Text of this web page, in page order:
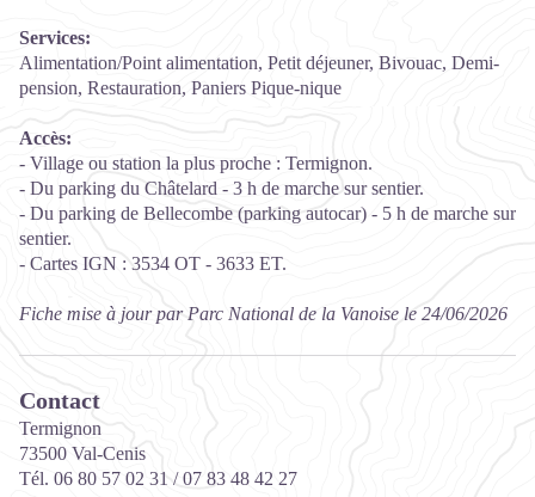
Services:
Alimentation/Point alimentation, Petit déjeuner, Bivouac, Demi-
pension, Restauration, Paniers Pique-nique
Accès:
- Village ou station la plus proche : Termignon.
- Du parking du Châtelard - 3 h de marche sur sentier.
- Du parking de Bellecombe (parking autocar) - 5 h de marche sur
sentier.
- Cartes IGN : 3534 OT - 3633 ET.
Fiche mise à jour par Parc National de la Vanoise le 24/06/2026
Contact
Termignon
73500 Val-Cenis
Tél. 06 80 57 02 31 / 07 83 48 42 27